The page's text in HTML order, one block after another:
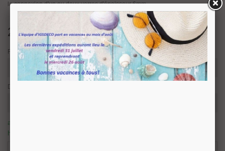
la connexion d'un ou deux verres d'épaisseur 6mm.
205,68 € TTC
Finition
Description
article en stock, nous prévoyons une expédition sous 24/48
heures.